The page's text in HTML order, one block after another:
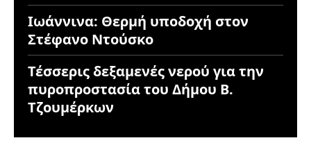
Ιωάννινα: Θερμή υποδοχή στον
Στέφανο Ντούσκο
Τέσσερις δεξαμενές νερού για την
πυροπροστασία του Δήμου Β.
Τζουμέρκων